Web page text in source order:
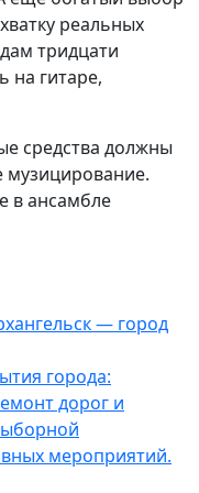
реальных
тридцати
на гитаре,
средства должны
музицирование.
в ансамбле
— город
города:
дорог и
мероприятий.